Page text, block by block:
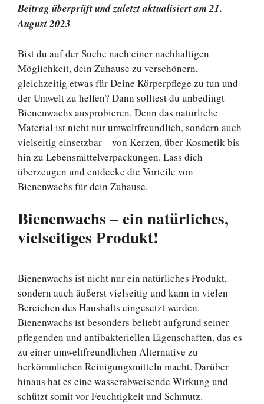
Beitrag überprüft und zuletzt aktualisiert am 21.
August 2023
Bist du auf der Suche nach einer nachhaltigen
Möglichkeit, dein Zuhause zu verschönern,
gleichzeitig etwas für Deine Körperpflege zu tun und
der Umwelt zu helfen? Dann solltest du unbedingt
Bienenwachs ausprobieren. Denn das natürliche
Material ist nicht nur umweltfreundlich, sondern auch
vielseitig einsetzbar – von Kerzen, über Kosmetik bis
hin zu Lebensmittelverpackungen. Lass dich
überzeugen und entdecke die Vorteile von
Bienenwachs für dein Zuhause.
Bienenwachs – ein natürliches,
vielseitiges Produkt!
Bienenwachs ist nicht nur ein natürliches Produkt,
sondern auch äußerst vielseitig und kann in vielen
Bereichen des Haushalts eingesetzt werden.
Bienenwachs ist besonders beliebt aufgrund seiner
pflegenden und antibakteriellen Eigenschaften, das es
zu einer umweltfreundlichen Alternative zu
herkömmlichen Reinigungsmitteln macht. Darüber
hinaus hat es eine wasserabweisende Wirkung und
schützt somit vor Feuchtigkeit und Schmutz.